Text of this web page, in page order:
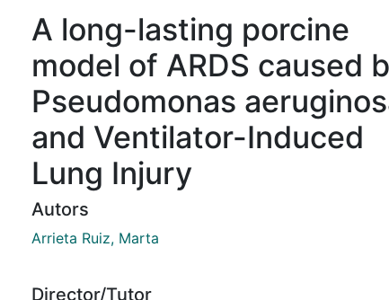
A long-lasting porcine
model of ARDS caused
Pseudomonas
and Ventilator-Induced
Lung Injury
Autors
Arrieta Ruiz, Marta
Director/Tutor